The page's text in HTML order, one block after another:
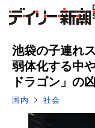
池袋の子連れ
弱体化する中
ドラゴン」の
国内 社会